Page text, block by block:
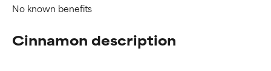
No known benefits
Cinnamon description